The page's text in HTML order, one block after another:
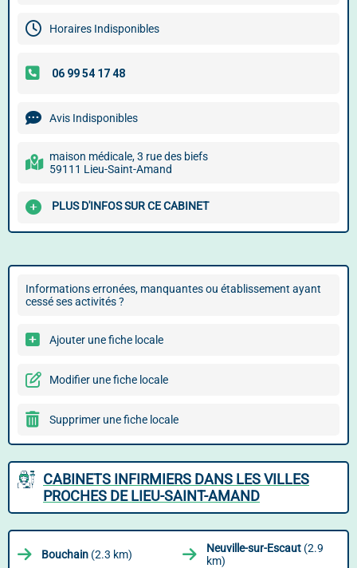
Horaires Indisponibles
Avis Indisponibles
maison médicale, 3 rue des biefs
59111 Lieu-Saint-Amand
PLUS D'INFOS SUR CE CABINET
Informations erronées, manquantes ou établissement ayant
cessé ses activités ?
Ajouter une fiche locale
Modifier une fiche locale
Supprimer une fiche locale
CABINETS INFIRMIERS DANS LES VILLES
PROCHES DE LIEU-SAINT-AMAND
Bouchain (2.3 km) Neuville-sur-Escaut (2.9
km)